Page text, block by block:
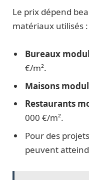
Le prix dépend
matériaux utilisés :
Bureaux
€/m².
Maisons
Restaurants
000 €/m².
Pour des
peuvent